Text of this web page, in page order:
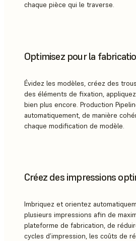
chaque pièce qui le traverse.
Optimisez pour la
Évidez les modèles, créez des
des éléments de fixation,
bien plus encore. Production
automatiquement, de manière
chaque modification de modèle.
Créez des impressions
Imbriquez et orientez
plusieurs impressions afin de
plateforme de fabrication, de
cycles d’impression, les coûts de